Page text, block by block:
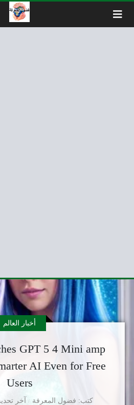
GPT 5 4 Mini amp
AI Even for Free
Users
كتب فضول المعرفة
أخبار العالم
آخر